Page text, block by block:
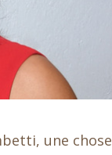
une chose